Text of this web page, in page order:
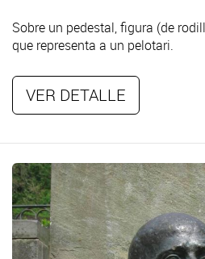
Sobre un pedestal, figura (de
que representa a un pelotari.
VER DETALLE